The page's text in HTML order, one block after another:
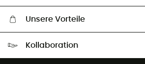
Unsere Vorteile
Kollaboration